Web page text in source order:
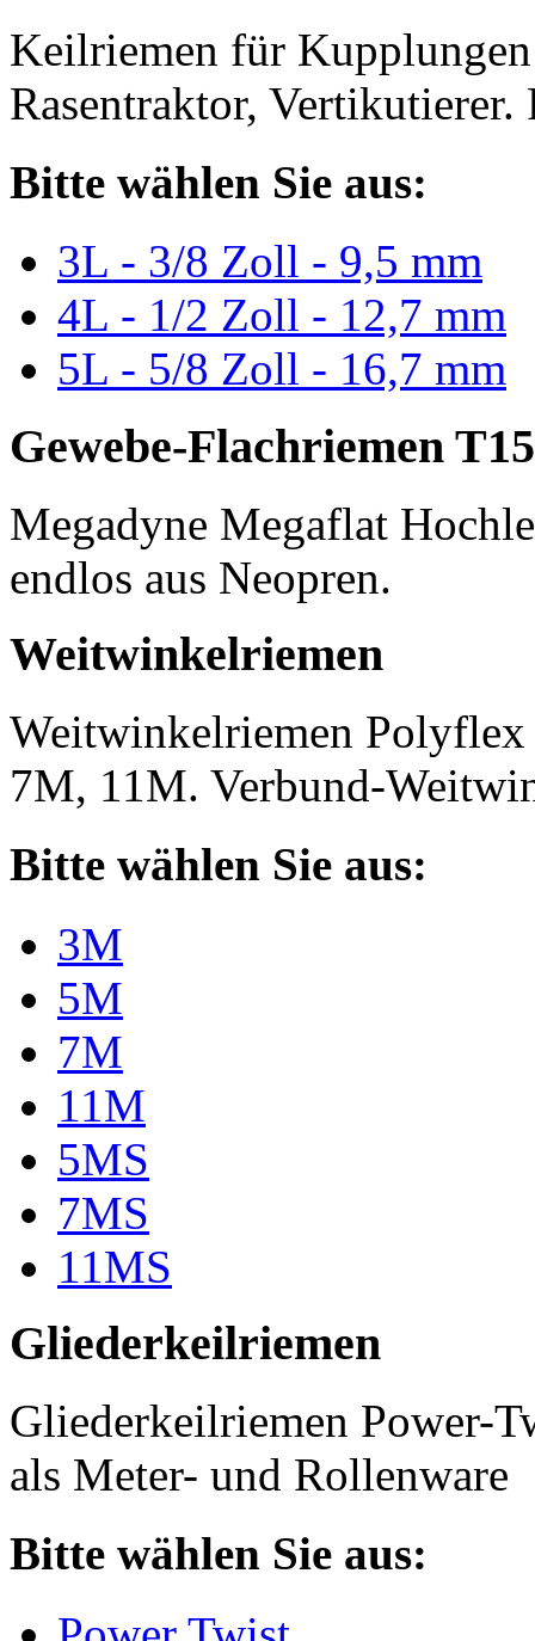
Keilriemen für Kupplungen
Rasentraktor,
Bitte wählen Sie aus:
3L - 3/8 Zoll - 9,5 mm
4L - 1/2 Zoll - 12,7 mm
5L - 5/8 Zoll - 16,7 mm
Gewebe-Flachriemen
Megadyne Megaflat
endlos aus Neopren.
Weitwinkelriemen
Weitwinkelriemen
7M, 11M. Verbund-
Bitte wählen Sie aus:
3M
5M
7M
11M
5MS
7MS
11MS
Gliederkeilriemen
Gliederkeilriemen Power-
als Meter- und Rollenware
Bitte wählen Sie aus: